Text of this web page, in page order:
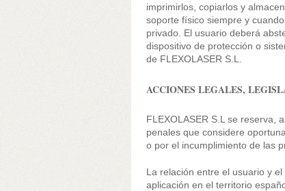
imprimirlos, copiarlos y
soporte físico siempre y
privado. El usuario deberá
dispositivo de protección o
de FLEXOLASER S.L.
ACCIONES LEGALES,
FLEXOLASER S.L se reserva,
penales que considere
o por el incumplimiento de las
La relación entre el usuario y
aplicación en el territorio